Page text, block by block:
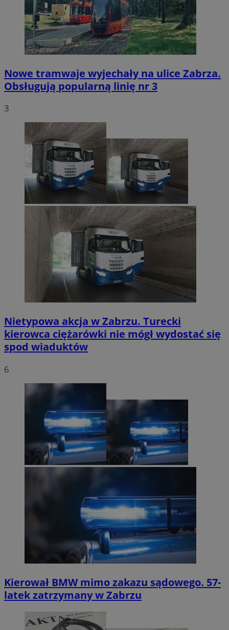
Nowe tramwaje wyjechały na ulice Zabrza.
Obsługują popularną linię nr 3
3
Nietypowa akcja w Zabrzu. Turecki
kierowca ciężarówki nie mógł wydostać się
spod wiaduktów
6
Kierował BMW mimo zakazu sądowego. 57-
latek zatrzymany w Zabrzu